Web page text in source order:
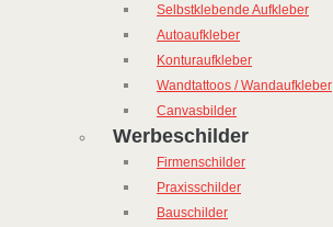
Selbstklebende Aufkleber
Autoaufkleber
Konturaufkleber
Wandtattoos / Wandaufkleber
Canvasbilder
Werbeschilder
Firmenschilder
Praxisschilder
Bauschilder